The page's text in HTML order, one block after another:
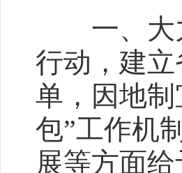
一、大力
行动，建
单，因地
包”工作机
展等方面